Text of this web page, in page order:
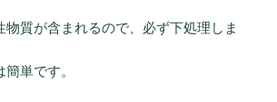
物質が含まれるので、必ず下処理しま
単です。